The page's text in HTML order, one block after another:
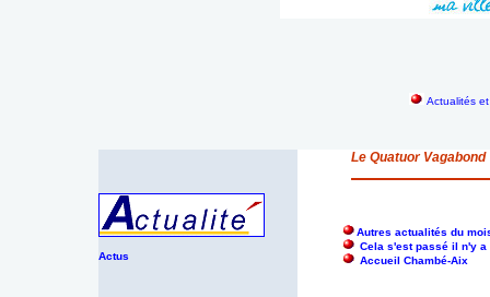
Actualités
Le Quatuor Vagabond
Actus
Autres actualités du
Cela s'est passé il n'y
Accueil Chambé-Aix